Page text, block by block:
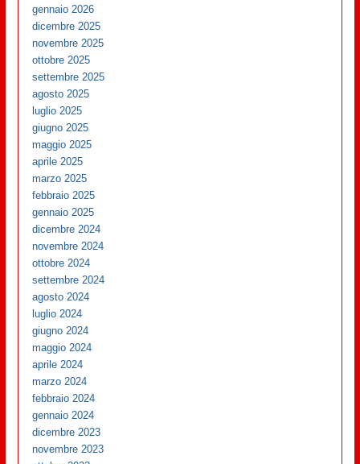
gennaio 2026
dicembre 2025
novembre 2025
ottobre 2025
settembre 2025
agosto 2025
luglio 2025
giugno 2025
maggio 2025
aprile 2025
marzo 2025
febbraio 2025
gennaio 2025
dicembre 2024
novembre 2024
ottobre 2024
settembre 2024
agosto 2024
luglio 2024
giugno 2024
maggio 2024
aprile 2024
marzo 2024
febbraio 2024
gennaio 2024
dicembre 2023
novembre 2023